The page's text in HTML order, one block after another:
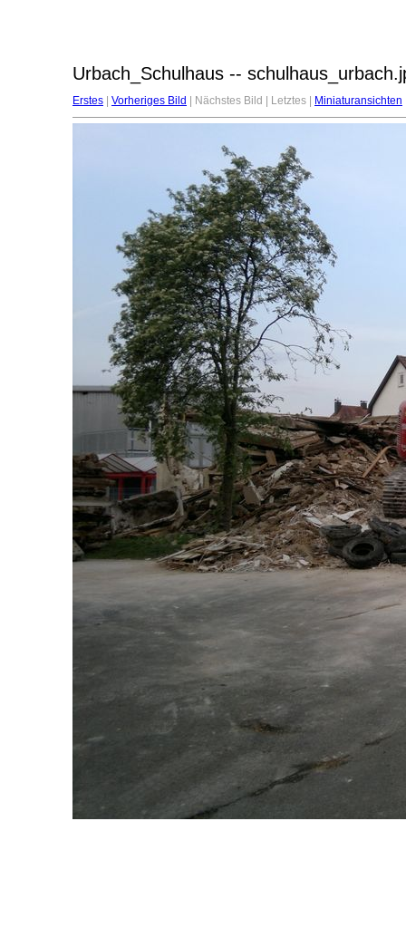
Urbach_Schulhaus --
Erstes Vorheriges Bild | Nächstes Bild | Letztes | Miniaturansichten